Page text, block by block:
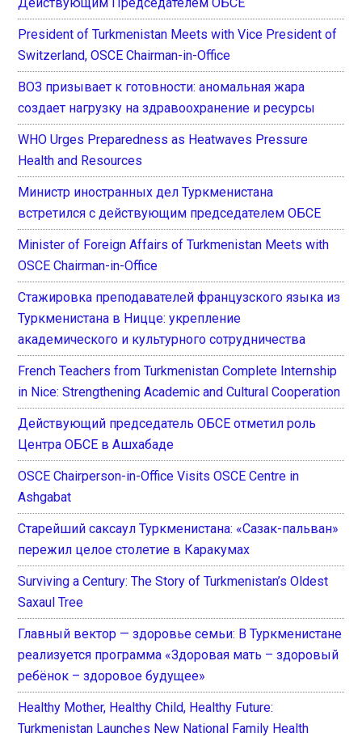
President of Turkmenistan Meets with Vice President of
Switzerland, OSCE Chairman-in-Office
ВОЗ призывает к готовности: аномальная жара
создает нагрузку на здравоохранение и ресурсы
WHO Urges Preparedness as Heatwaves Pressure
Health and Resources
Министр иностранных дел Туркменистана
встретился с действующим председателем ОБСЕ
Minister of Foreign Affairs of Turkmenistan Meets with
OSCE Chairman-in-Office
Стажировка преподавателей французского языка из
Туркменистана в Ницце: укрепление
академического и культурного сотрудничества
French Teachers from Turkmenistan Complete Internship
in Nice: Strengthening Academic and Cultural Cooperation
Действующий председатель ОБСЕ отметил роль
Центра ОБСЕ в Ашхабаде
OSCE Chairperson-in-Office Visits OSCE Centre in
Ashgabat
Старейший саксаул Туркменистана: «Сазак-пальван»
пережил целое столетие в Каракумах
Surviving a Century: The Story of Turkmenistan’s Oldest
Saxaul Tree
Главный вектор — здоровье семьи: В Туркменистане
реализуется программа «Здоровая мать – здоровый
ребёнок – здоровое будущее»
Healthy Mother, Healthy Child, Healthy Future:
Turkmenistan Launches New National Family Health